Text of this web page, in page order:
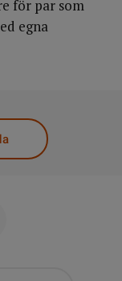
för par som
egna